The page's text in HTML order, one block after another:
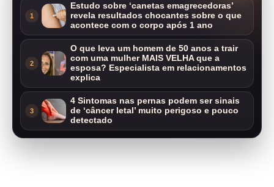
1
Estudo sobre ‘canetas emagrecedoras’
revela resultados chocantes sobre o que
acontece com o corpo após 1 ano
2
O que leva um homem de 50 anos a trair
com uma mulher MAIS VELHA que a
esposa? Especialista em relacionamentos
explica
3
4 Sintomas nas pernas podem ser sinais
de ‘câncer letal’ muito perigoso e pouco
detectado